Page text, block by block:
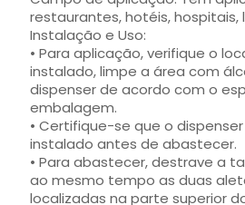
restaurantes, hotéis, hospitais,
Instalação e Uso:
• Para aplicação, verifique o
instalado, limpe a área com
dispenser de acordo com o
embalagem.
• Certifique-se que o
instalado antes de abastecer.
• Para abastecer, destrave a
ao mesmo tempo as duas
localizadas na parte superior